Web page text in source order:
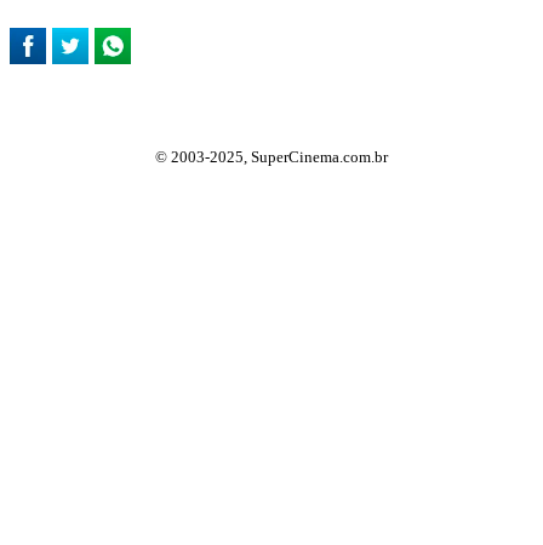
© 2003-2025, SuperCinema.com.br